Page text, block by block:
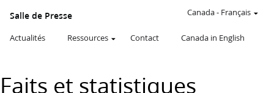
Salle de Presse
Actualités Ressources Contact Canada in English
Canada- Français
Faits et statistiques